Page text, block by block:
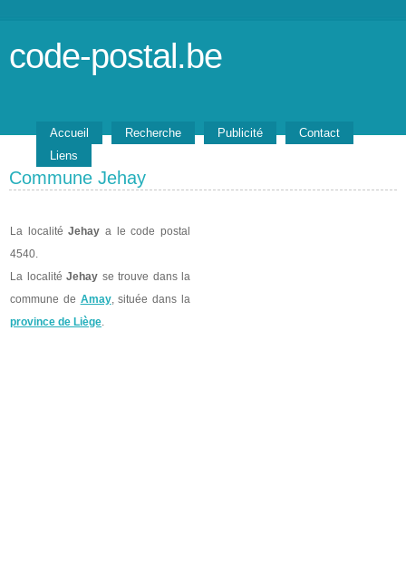
code-postal.be
Accueil Recherche Publicité
Contact
Liens
Commune Jehay
La localitéJehay a le code postal
4540.
La localité Jehay se trouve dans la
commune de Amay, située dans la
province de Liège.